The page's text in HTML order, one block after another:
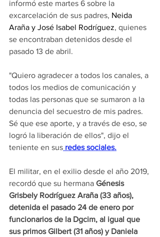
informó este martes 6 sobre la
excarcelación de sus padres, Neida
Araña y José Isabel Rodríguez, quienes
se encontraban detenidos desde el
pasado 13 de abril.
"Quiero agradecer a todos los canales, a
todos los medios de comunicación y
todas las personas que se sumaron a la
denuncia del secuestro de mis padres.
Sé que ese aporte, y a través de eso, se
logró la liberación de ellos", dijo el
teniente en sus redes sociales.
El militar, en el exilio desde el año 2019,
recordó que su hermana Génesis
Grisbely Rodríguez Araña (33 años),
detenida el pasado 24 de enero por
funcionarios de la Dgcim, al igual que
sus primos Gilbert (31 años) y Daniela